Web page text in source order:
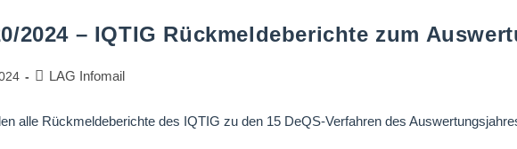
2024 – IQTIG Rückmeldeberichte zum
LAG Infomail
alle Rückmeldeberichte des IQTIG zu den 15 DeQS-Verfahren des